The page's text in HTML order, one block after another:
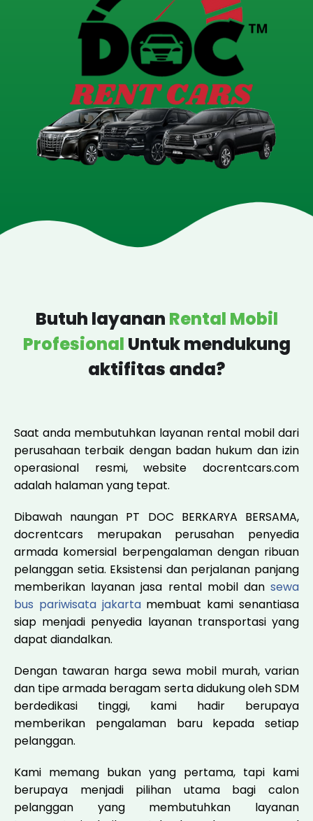
Butuh layanan Rental Mobil
Profesional Untuk mendukung
aktifitas anda?
Saat anda membutuhkan layanan rental mobil dari
perusahaan terbaik dengan badan hukum dan izin
operasional resmi, website docrentcars.com
adalah halaman yang tepat.
Dibawah naungan PT DOC BERKARYA BERSAMA,
docrentcars merupakan perusahan penyedia
armada komersial berpengalaman dengan ribuan
pelanggan setia. Eksistensi dan perjalanan panjang
memberikan layanan jasa rental mobil dan sewa
bus pariwisata jakartamembuat kami senantiasa
siap menjadi penyedia layanan transportasi yang
dapat diandalkan.
Dengan tawaran harga sewa mobil murah, varian
dan tipe armada beragam serta didukung oleh SDM
berdedikasi tinggi, kami hadir berupaya
memberikan pengalaman baru kepada setiap
pelanggan.
Kami memang bukan yang pertama, tapi kami
berupaya menjadi pilihan utama bagi calon
pelanggan yang membutuhkan layanan